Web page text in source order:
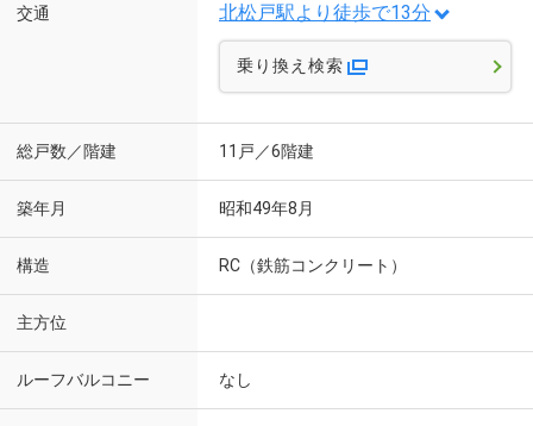
交通 北松戸駅より徒歩で13分
乗り換え検索
総戸数／階建 11戸／6階建
築年月 昭和49年8月
構造 RC（鉄筋コンクリート）
主方位
ルーフバルコニー なし